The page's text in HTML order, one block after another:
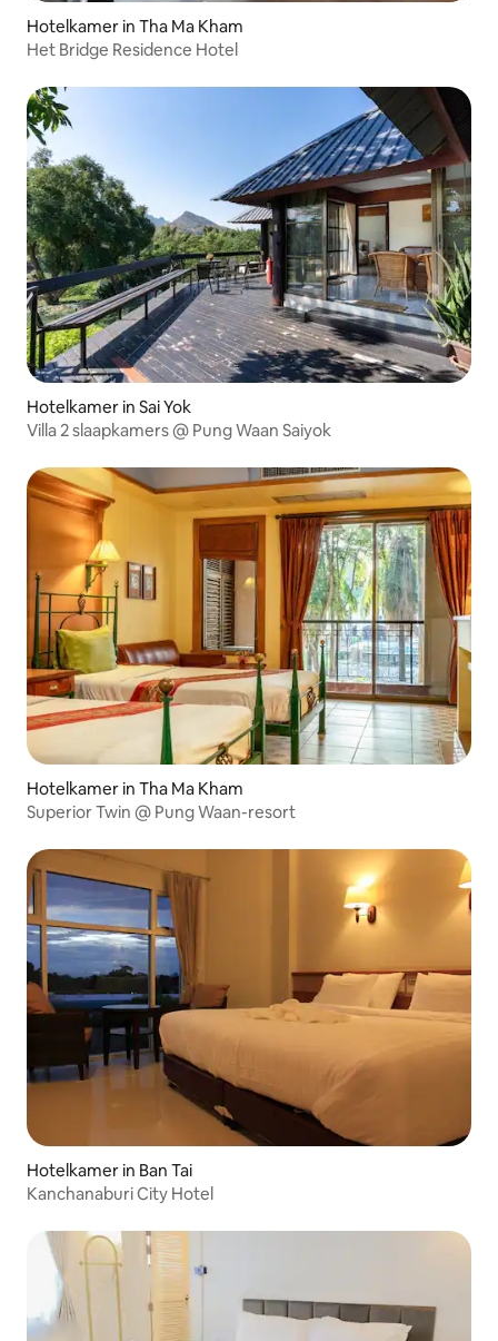
Hotelkamer in Tha Ma Kham
Het Bridge Residence Hotel
Hotelkamer in Sai Yok
Villa 2 slaapkamers @ Pung Waan Saiyok
Hotelkamer in Tha Ma Kham
Superior Twin @ Pung Waan-resort
Hotelkamer in Ban Tai
Kanchanaburi City Hotel